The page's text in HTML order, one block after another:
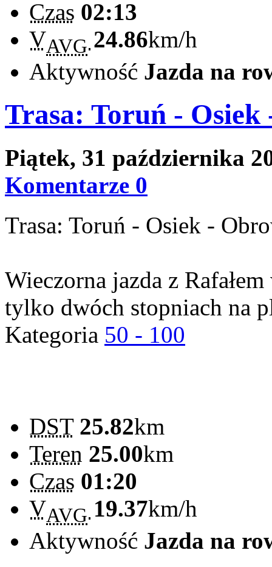
Czas 02:13
VAVG 24.86km/h
Aktywność Jazda na
Trasa: Toruń - Osiek
Piątek, 31 października
Komentarze 0
Trasa: Toruń - Osiek -
Wieczorna jazda z
tylko dwóch stopniach na
Kategoria 50 - 100
DST 25.82km
Teren 25.00km
Czas 01:20
VAVG 19.37km/h
Aktywność Jazda na